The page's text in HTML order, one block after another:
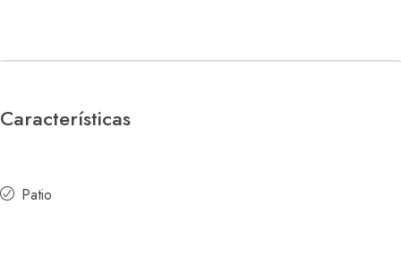
Características
Patio